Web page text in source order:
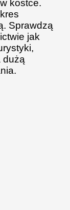
kostce.
Sprawdzą
jak
dużą